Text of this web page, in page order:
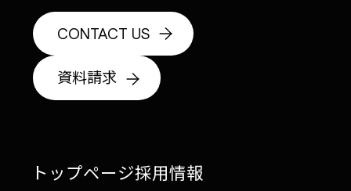
CONTACT US
資料請求
トップページ採用情報